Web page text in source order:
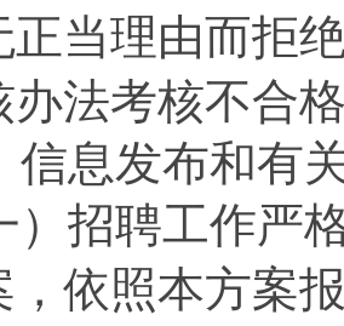
正当理由而拒
办法考核不合
信息发布和有
）招聘工作严
，依照本方案